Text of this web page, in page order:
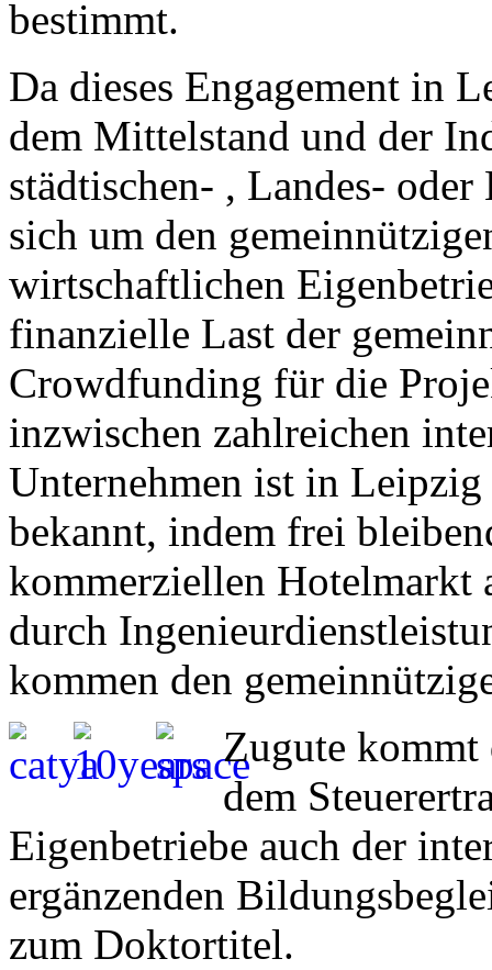
bestimmt.
Da dieses Engagement in
dem Mittelstand und der
städtischen- , Landes-
sich um den
wirtschaftlichen
finanzielle Last der
Crowdfunding für die
inzwischen zahlreichen
Unternehmen ist in Leipzig
bekannt, indem frei
kommerziellen Hotelmarkt
durch
kommen den
Zugute kommt
dem
Eigenbetriebe auch der
ergänzenden
zum Doktortitel.